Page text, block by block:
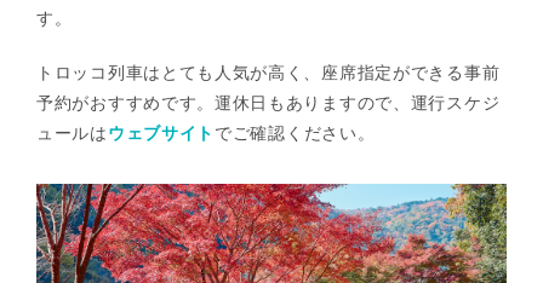
す。
トロッコ列車はとても人気が高く、座席指定ができる事前
予約がおすすめです。運休日もありますので、運行スケジ
ュールはウェブサイト でご確認ください。